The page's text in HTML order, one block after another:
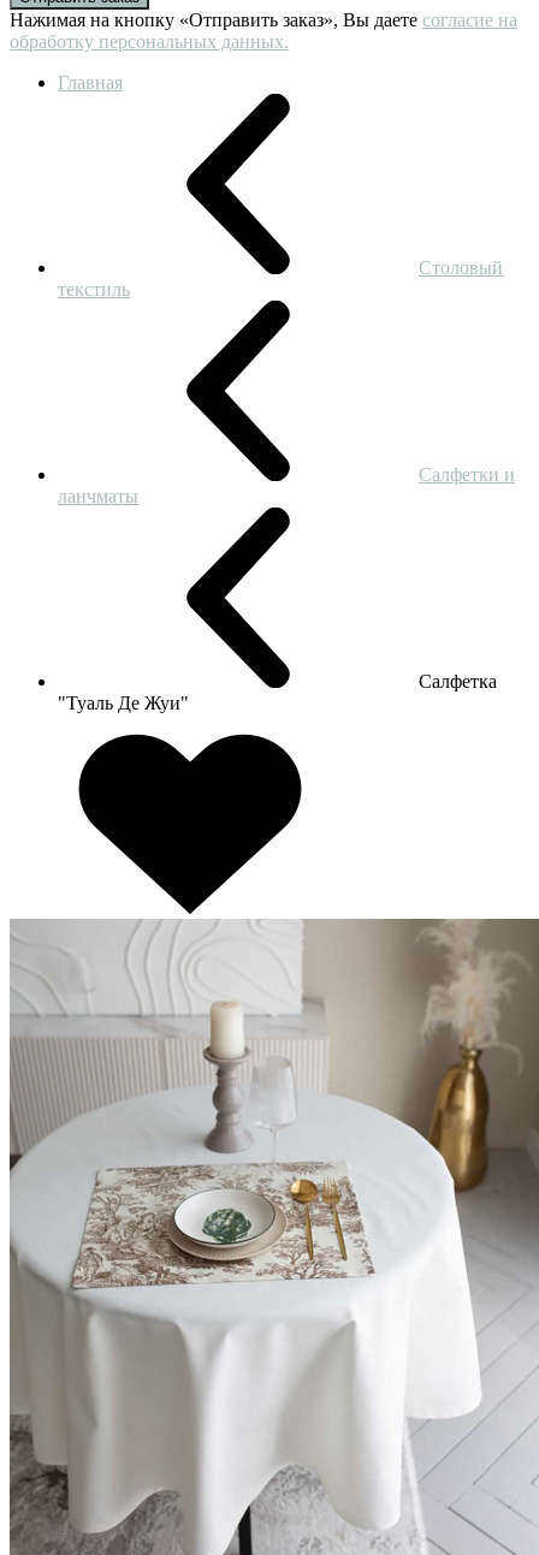
Нажимая на кнопку «Отправить заказ», Вы даете согласие на
обработку персональных данных.
Главная
Столовый
текстиль
Салфетки и
ланчматы
Салфетка
"Туаль Де Жуи"